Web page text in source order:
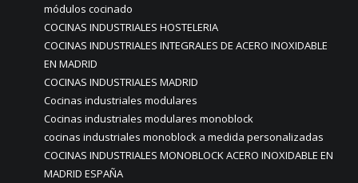
módulos cocinado
COCINAS INDUSTRIALES HOSTELERIA
COCINAS INDUSTRIALES INTEGRALES DE ACERO INOXIDABLE
EN MADRID
COCINAS INDUSTRIALES MADRID
Cocinas industriales modulares
Cocinas industriales modulares monoblock
cocinas industriales monoblock a medida personalizadas
COCINAS INDUSTRIALES MONOBLOCK ACERO INOXIDABLE EN
MADRID ESPAÑA